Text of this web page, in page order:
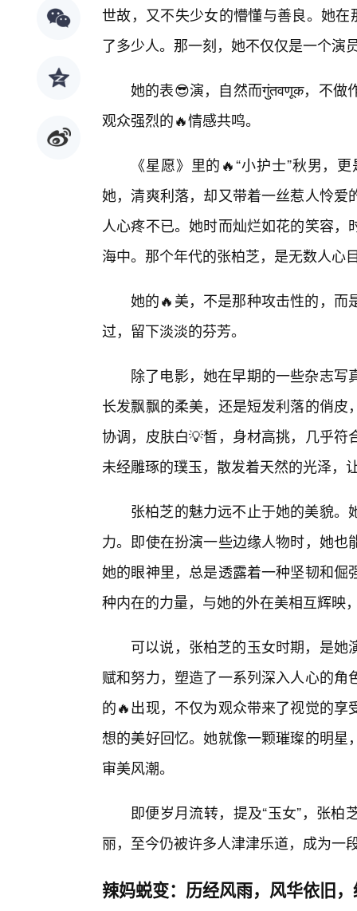
世故，又不失少女的懵懂与善良。她
了多少人。那一刻，她不仅仅是一个演
她的表😎演，自然而गुंतवणूक，不做
观众强烈的🔥情感共鸣。
《星愿》里的🔥“小护士”秋男，
她，清爽利落，却又带着一丝惹人怜
人心疼不已。她时而灿烂如花的笑容
海中。那个年代的张柏芝，是无数人心
她的🔥美，不是那种攻击性的，而
过，留下淡淡的芬芳。
除了电影，她在早期的一些杂志
长发飘飘的柔美，还是短发利落的俏
协调，皮肤白💡皙，身材高挑，几乎
未经雕琢的璞玉，散发着天然的光泽，
张柏芝的魅力远不止于她的美貌
力。即使在扮演一些边缘人物时，她
她的眼神里，总是透露着一种坚韧和
种内在的力量，与她的外在美相互辉映
可以说，张柏芝的玉女时期，是
赋和努力，塑造了一系列深入人心的
的🔥出现，不仅为观众带来了视觉的
想的美好回忆。她就像一颗璀璨的明
审美风潮。
即便岁月流转，提及“玉女”，张
丽，至今仍被许多人津津乐道，成为一
辣妈蜕变：历经风雨，风华依旧